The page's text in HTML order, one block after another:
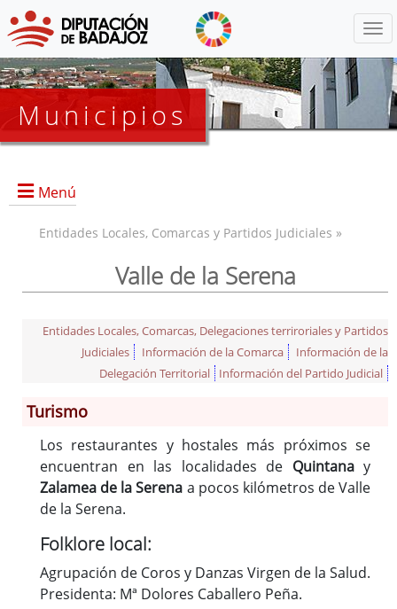
Municipios
Menú
Información General
Historia
Monumentos
Gastronomía
Fiestas
Turismo
Población
Entidades Locales, Comarcas y Partidos Judiciales »
Valle de la Serena
Entidades Locales, Comarcas, Delegaciones terriroriales y Partidos
Judiciales
Información de la Comarca
Información de la
Delegación Territorial
Información del Partido Judicial
Turismo
Los restaurantes y hostales más próximos se
encuentran en las localidades de Quintanay
Zalamea de la Serena a pocos kilómetros de Valle
de la Serena.
Folklore local:
Agrupación de Coros y Danzas Virgen de la Salud.
Presidenta: Mª Dolores Caballero Peña.